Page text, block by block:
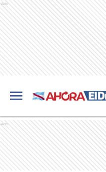
Ads
Ads